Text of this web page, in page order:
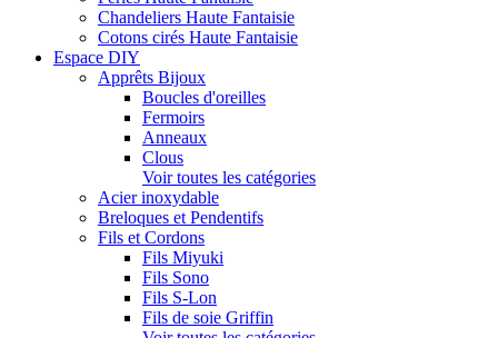
Chandeliers Haute Fantaisie
Cotons cirés Haute Fantaisie
Espace DIY
Apprêts Bijoux
Boucles d'oreilles
Fermoirs
Anneaux
Clous
Voir toutes les catégories
Acier inoxydable
Breloques et Pendentifs
Fils et Cordons
Fils Miyuki
Fils Sono
Fils S-Lon
Fils de soie Griffin